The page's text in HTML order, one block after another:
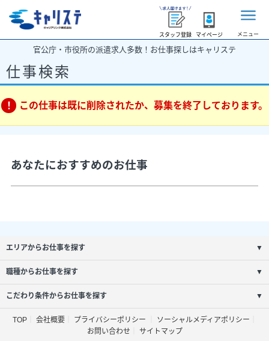
スタッフ登録 マイページ メニュー
官公庁・市役所の派遣求人多数！お仕事探しはキャリステ
仕事検索
この仕事は既に削除されたか、募集を終了しております。
あなたにおすすめのお仕事
エリアからお仕事を探す ▼
職種からお仕事を探す ▼
こだわり条件からお仕事を探す ▼
TOP 会社概要 プライバシーポリシー
ソーシャルメディアポリシー
お問い合わせ
サイトマップ